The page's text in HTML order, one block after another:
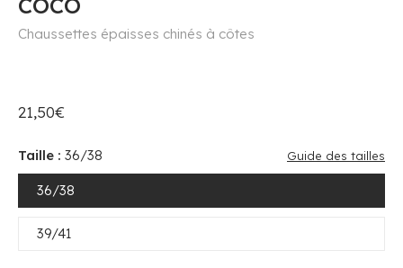
COCO
Chaussettes épaisses chinés à côtes
21,50€
Taille : 36/38 Guide des tailles
36/38
39/41